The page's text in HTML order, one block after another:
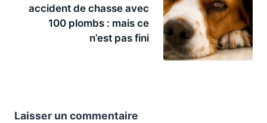
accident de chasse avec
100 plombs : mais ce
n’est pas fini
Laisser un commentaire